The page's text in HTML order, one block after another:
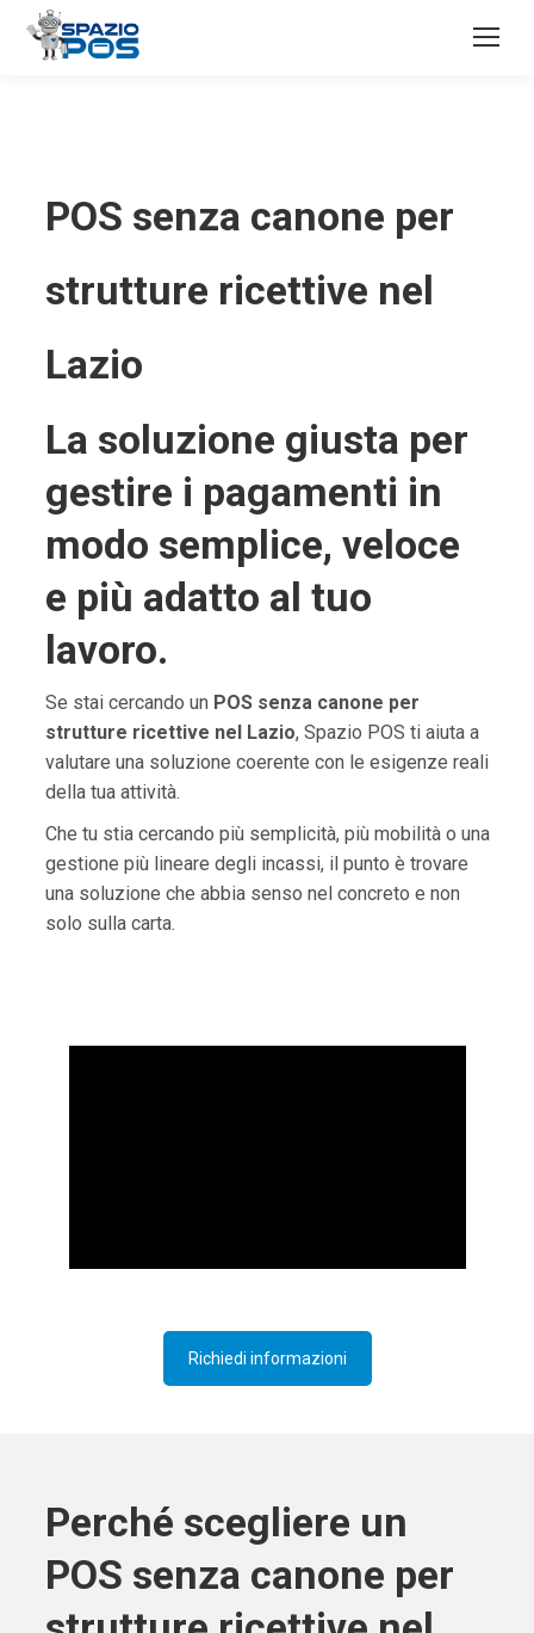
POS senza canone per
strutture ricettive nel
Lazio
La soluzione giusta per
gestire i pagamenti in
modo semplice, veloce
e più adatto al tuo
lavoro.
Se stai cercando un POS senza canone per
strutture ricettive nel Lazio, Spazio POS ti aiuta a
valutare una soluzione coerente con le esigenze reali
della tua attività.
Che tu stia cercando più semplicità, più mobilità o una
gestione più lineare degli incassi, il punto è trovare
una soluzione che abbia senso nel concreto e non
solo sulla carta.
Richiedi informazioni
Perché scegliere un
POS senza canone per